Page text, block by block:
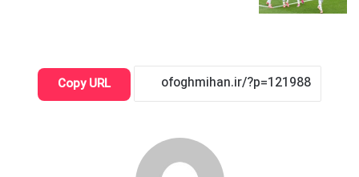
Copy URL